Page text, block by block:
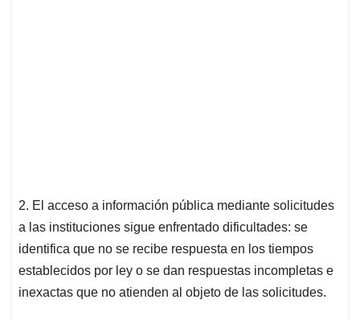
2. El acceso a información pública mediante solicitudes
a las instituciones sigue enfrentado dificultades: se
identifica que no se recibe respuesta en los tiempos
establecidos por ley o se dan respuestas incompletas e
inexactas que no atienden al objeto de las solicitudes.